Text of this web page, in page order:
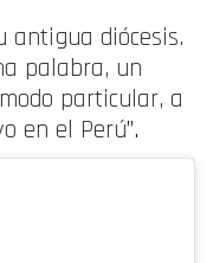
antigua diócesis.
palabra, un
particular, a
en el Perú”.